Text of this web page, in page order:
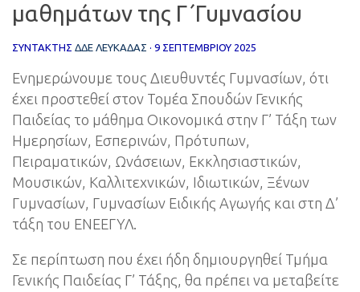
μαθημάτων της Γ΄Γυμνασίου
ΣΥΝΤΆΚΤΗΣ ΔΔΕ ΛΕΥΚΑΔΑΣ · 9 ΣΕΠΤΕΜΒΡΊΟΥ 2025
Ενημερώνουμε τους Διευθυντές Γυμνασίων, ότι
έχει προστεθεί στον Τομέα Σπουδών Γενικής
Παιδείας το μάθημα Οικονομικά στην Γ’ Τάξη των
Ημερησίων, Εσπερινών, Πρότυπων,
Πειραματικών, Ωνάσειων, Εκκλησιαστικών,
Μουσικών, Καλλιτεχνικών, Ιδιωτικών, Ξένων
Γυμνασίων, Γυμνασίων Ειδικής Αγωγής και στη Δ’
τάξη του ΕΝΕΕΓΥΛ.
Σε περίπτωση που έχει ήδη δημιουργηθεί Τμήμα
Γενικής Παιδείας Γ’ Τάξης, θα πρέπει να μεταβείτε